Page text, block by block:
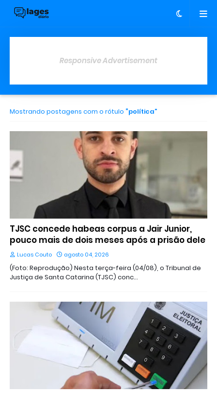
Responsive Advertisement
Mostrando postagens com o rótulo política
TJSC concede habeas corpus a Jair Junior,
pouco mais de dois meses após a prisão dele
Lucas Couto agosto 04, 2026
(Foto: Reprodução) Nesta terça-feira (04/08), o Tribunal de
Justiça de Santa Catarina (TJSC) conc…